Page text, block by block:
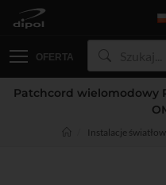
OFERTA
Patchcord wielomodowy
Instalacje